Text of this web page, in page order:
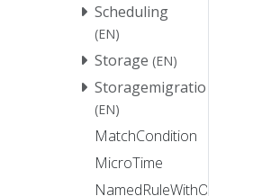
Scheduling
(EN)
Storage (EN)
Storagemigration
(EN)
MatchCondition
MicroTime
NamedRuleWithOperations